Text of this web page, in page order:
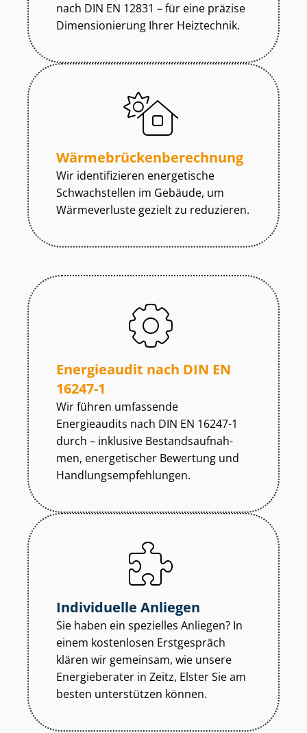
nach DIN EN 12831 – für eine präzise
Dimensionierung Ihrer Heiztechnik.
Wär­me­brü­cken­be­rech­nung
Wir identifizieren energetische
Schwachstellen im Gebäude, um
Wärmeverluste gezielt zu reduzieren.
Energieaudit nach DIN EN
16247-1
Wir führen umfassende
Energieaudits nach DIN EN 16247-1
durch – inklusive Be­stands­auf­nah­
men, energetischer Bewertung und
Hand­lungs­emp­feh­lun­gen.
Individuelle Anliegen
Sie haben ein spezielles Anliegen? In
einem kostenlosen Erstgespräch
klären wir gemeinsam, wie unsere
Energieberater in Zeitz, Elster Sie am
besten unterstützen können.